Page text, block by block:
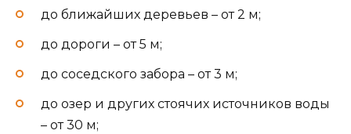
до ближайших деревьев – от 2 м;
до дороги – от 5 м;
до соседского забора – от 3 м;
до озер и других стоячих источников воды
– от 30 м;